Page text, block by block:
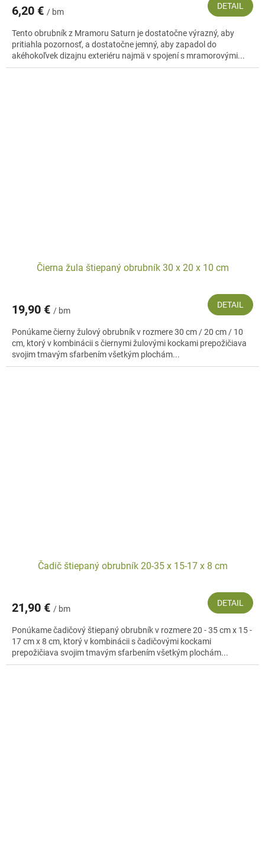
6,20 € / bm
DETAIL
Tento obrubník z Mramoru Saturn je dostatočne výrazný, aby
pritiahla pozornosť, a dostatočne jemný, aby zapadol do
akéhokoľvek dizajnu exteriéru najmä v spojení s mramorovými...
Čierna žula štiepaný obrubník 30 x 20 x 10 cm
19,90 € / bm
DETAIL
Ponúkame čierny žulový obrubník v rozmere 30 cm / 20 cm / 10
cm, ktorý v kombinácii s čiernymi žulovými kockami prepožičiava
svojim tmavým sfarbením všetkým plochám...
Čadič štiepaný obrubník 20-35 x 15-17 x 8 cm
21,90 € / bm
DETAIL
Ponúkame čadičový štiepaný obrubník v rozmere 20 - 35 cm x 15 -
17 cm x 8 cm, ktorý v kombinácii s čadičovými kockami
prepožičiava svojim tmavým sfarbením všetkým plochám...